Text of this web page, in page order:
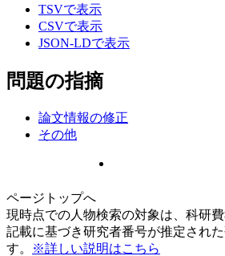
TSVで表示
CSVで表示
JSON-LDで表示
問題の指摘
論文情報の修正
その他
ページトップへ
現時点での人物検索の対象は、科研費
記載に基づき研究者番号が推定され
す。
※詳しい説明はこちら